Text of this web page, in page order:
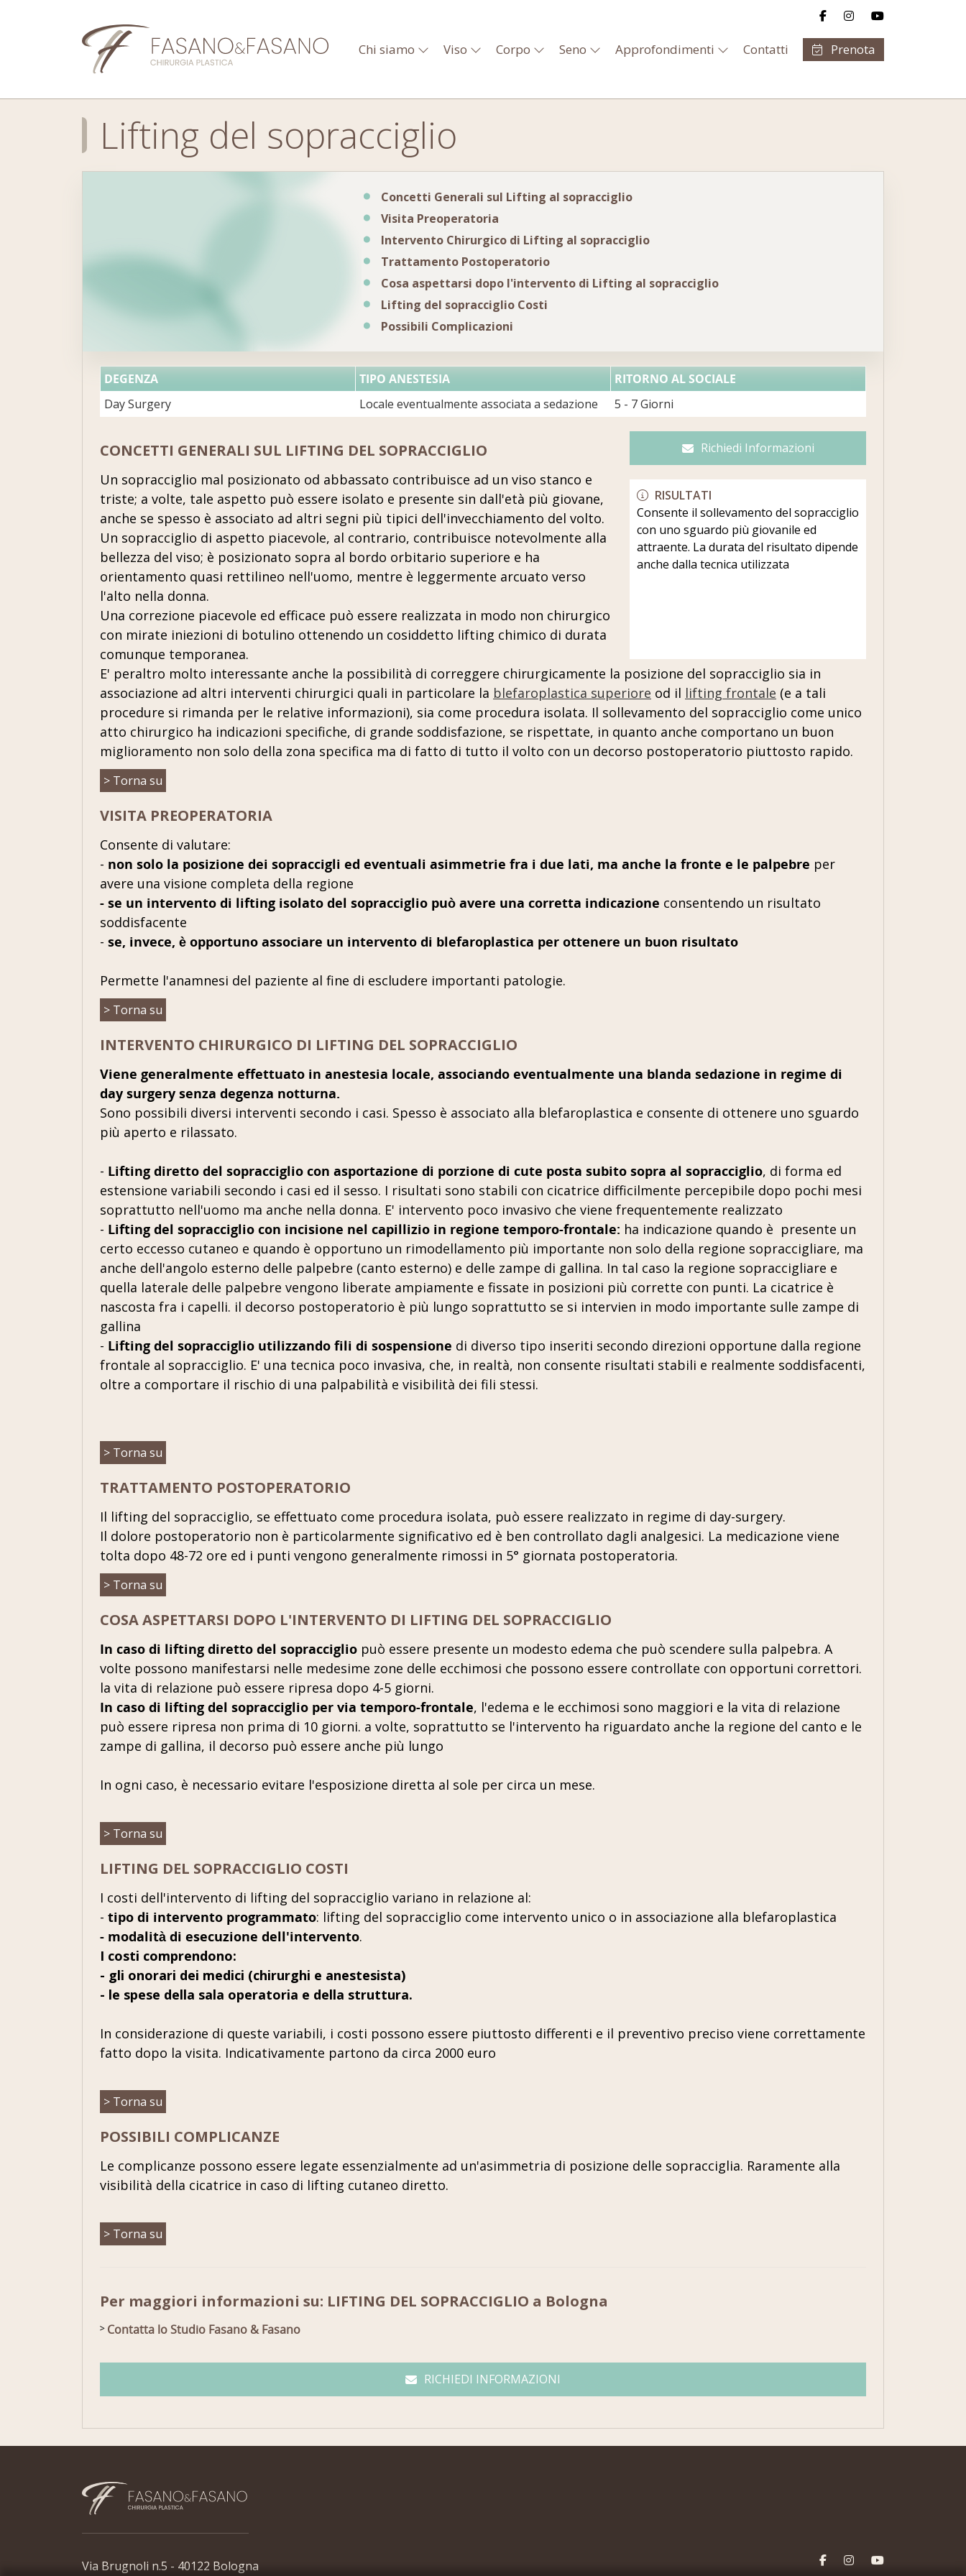
Chi siamo Viso Corpo Seno Approfondimenti Contatti Prenota
Lifting del sopracciglio
Concetti Generali sul Lifting al sopracciglio
Visita Preoperatoria
Intervento Chirurgico di Lifting al sopracciglio
Trattamento Postoperatorio
Cosa aspettarsi dopo l'intervento di Lifting al sopracciglio
Lifting del sopracciglio Costi
Possibili Complicazioni
DEGENZA TIPO ANESTESIA
RITORNO AL SOCIALE
Day Surgery
Locale eventualmente associata a sedazione 5 - 7 Giorni
Richiedi Informazioni
RISULTATI
Consente il sollevamento del sopracciglio
con uno sguardo più giovanile ed
attraente. La durata del risultato dipende
anche dalla tecnica utilizzata
CONCETTI GENERALI SUL LIFTING DEL SOPRACCIGLIO
Un sopracciglio mal posizionato od abbassato contribuisce ad un viso stanco e
triste; a volte, tale aspetto può essere isolato e presente sin dall'età più giovane,
anche se spesso è associato ad altri segni più tipici dell'invecchiamento del volto.
Un sopracciglio di aspetto piacevole, al contrario, contribuisce notevolmente alla
bellezza del viso; è posizionato sopra al bordo orbitario superiore e ha
orientamento quasi rettilineo nell'uomo, mentre è leggermente arcuato verso
l'alto nella donna.
Una correzione piacevole ed efficace può essere realizzata in modo non chirurgico
con mirate iniezioni di botulino ottenendo un cosiddetto lifting chimico di durata
comunque temporanea.
E' peraltro molto interessante anche la possibilità di correggere chirurgicamente la posizione del sopracciglio sia in
associazione ad altri interventi chirurgici quali in particolare la blefaroplastica superiore od il lifting frontale (e a tali
procedure si rimanda per le relative informazioni), sia come procedura isolata. Il sollevamento del sopracciglio come unico
atto chirurgico ha indicazioni specifiche, di grande soddisfazione, se rispettate, in quanto anche comportano un buon
miglioramento non solo della zona specifica ma di fatto di tutto il volto con un decorso postoperatorio piuttosto rapido.
> Torna su
VISITA PREOPERATORIA
Consente di valutare:
- non solo la posizione dei sopraccigli ed eventuali asimmetrie fra i due lati, ma anche la fronte e le palpebre per
avere una visione completa della regione
- se un intervento di lifting isolato del sopracciglio può avere una corretta indicazione consentendo un risultato
soddisfacente
- se, invece, è opportuno associare un intervento di blefaroplastica per ottenere un buon risultato
Permette l'anamnesi del paziente al fine di escludere importanti patologie.
> Torna su
INTERVENTO CHIRURGICO DI LIFTING DEL SOPRACCIGLIO
Viene generalmente effettuato in anestesia locale, associando eventualmente una blanda sedazione in regime di
day surgery senza degenza notturna.
Sono possibili diversi interventi secondo i casi. Spesso è associato alla blefaroplastica e consente di ottenere uno sguardo
più aperto e rilassato.
- Lifting diretto del sopracciglio con asportazione di porzione di cute posta subito sopra al sopracciglio, di forma ed
estensione variabili secondo i casi ed il sesso. I risultati sono stabili con cicatrice difficilmente percepibile dopo pochi mesi
soprattutto nell'uomo ma anche nella donna. E' intervento poco invasivo che viene frequentemente realizzato
- Lifting del sopracciglio con incisione nel capillizio in regione temporo-frontale: ha indicazione quando è presente un
certo eccesso cutaneo e quando è opportuno un rimodellamento più importante non solo della regione sopraccigliare, ma
anche dell'angolo esterno delle palpebre (canto esterno) e delle zampe di gallina. In tal caso la regione sopraccigliare e
quella laterale delle palpebre vengono liberate ampiamente e fissate in posizioni più corrette con punti. La cicatrice è
nascosta fra i capelli. il decorso postoperatorio è più lungo soprattutto se si intervien in modo importante sulle zampe di
gallina
- Lifting del sopracciglio utilizzando fili di sospensione di diverso tipo inseriti secondo direzioni opportune dalla regione
frontale al sopracciglio. E' una tecnica poco invasiva, che, in realtà, non consente risultati stabili e realmente soddisfacenti,
oltre a comportare il rischio di una palpabilità e visibilità dei fili stessi.
> Torna su
TRATTAMENTO POSTOPERATORIO
Il lifting del sopracciglio, se effettuato come procedura isolata, può essere realizzato in regime di day-surgery.
Il dolore postoperatorio non è particolarmente significativo ed è ben controllato dagli analgesici. La medicazione viene
tolta dopo 48-72 ore ed i punti vengono generalmente rimossi in 5° giornata postoperatoria.
> Torna su
COSA ASPETTARSI DOPO L'INTERVENTO DI LIFTING DEL SOPRACCIGLIO
In caso di lifting diretto del sopracciglio può essere presente un modesto edema che può scendere sulla palpebra. A
volte possono manifestarsi nelle medesime zone delle ecchimosi che possono essere controllate con opportuni correttori.
la vita di relazione può essere ripresa dopo 4-5 giorni.
In caso di lifting del sopracciglio per via temporo-frontale, l'edema e le ecchimosi sono maggiori e la vita di relazione
può essere ripresa non prima di 10 giorni. a volte, soprattutto se l'intervento ha riguardato anche la regione del canto e le
zampe di gallina, il decorso può essere anche più lungo
In ogni caso, è necessario evitare l'esposizione diretta al sole per circa un mese.
> Torna su
LIFTING DEL SOPRACCIGLIO COSTI
I costi dell'intervento di lifting del sopracciglio variano in relazione al:
- tipo di intervento programmato: lifting del sopracciglio come intervento unico o in associazione alla blefaroplastica
- modalità di esecuzione dell'intervento.
I costi comprendono:
- gli onorari dei medici (chirurghi e anestesista)
- le spese della sala operatoria e della struttura.
In considerazione di queste variabili, i costi possono essere piuttosto differenti e il preventivo preciso viene correttamente
fatto dopo la visita. Indicativamente partono da circa 2000 euro
> Torna su
POSSIBILI COMPLICANZE
Le complicanze possono essere legate essenzialmente ad un'asimmetria di posizione delle sopracciglia. Raramente alla
visibilità della cicatrice in caso di lifting cutaneo diretto.
> Torna su
Per maggiori informazioni su: LIFTING DEL SOPRACCIGLIO a Bologna
Contatta lo Studio Fasano & Fasano
RICHIEDI INFORMAZIONI
Via Brugnoli n.5 - 40122 Bologna